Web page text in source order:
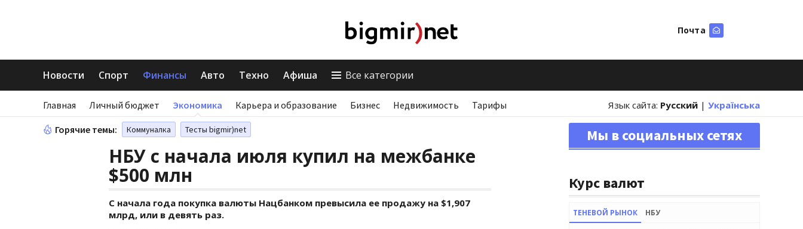
Почта
Новости Спорт Финансы Авто Техно Афиша Все категории
Главная Личный бюджет Экономика Карьера и образование Бизнес Недвижимость Тарифы Язык сайта: Русский | Українська
Горячие темы: Коммуналка Тесты bigmir)net
НБУ с начала июля купил на межбанке
$500 млн
С начала года покупка валюты Нацбанком превысила ее продажу на $1,907
млрд, или в девять раз.
Мы в социальных сетях
Курс валют
ТЕНЕВОЙ РЫНОК НБУ